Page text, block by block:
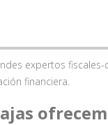
expertos
financiera.